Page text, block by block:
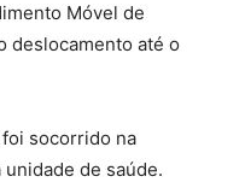
Móvel de
deslocamento até o
socorrido na
de saúde.